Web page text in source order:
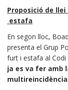
Proposició de
estafa
En segon lloc,
presenta el Grup
furt i estafa al
ja es va fer amb
multireincidència